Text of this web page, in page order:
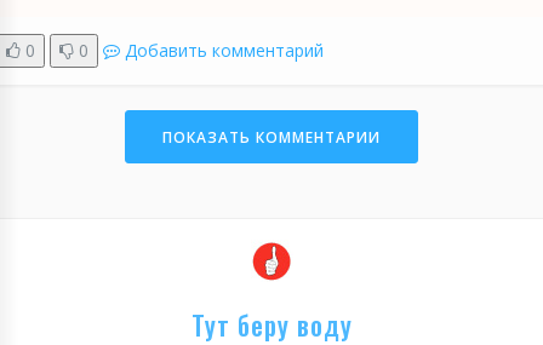
0 0 Добавить комментарий
ПОКАЗАТЬ КОММЕНТАРИИ
Тут беру воду